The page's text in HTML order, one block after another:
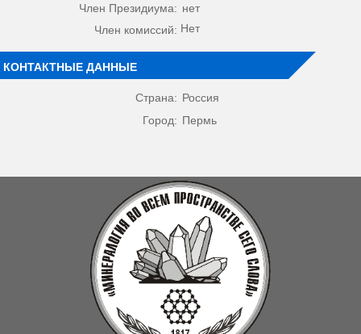
Член Президиума: нет
Член комиссий: Нет
КОНТАКТНЫЕ ДАННЫЕ
Страна: Россия
Город: Пермь